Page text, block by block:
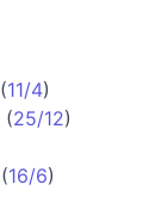
(11/4)
(25/12)
(16/6)